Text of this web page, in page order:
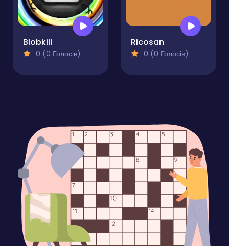
Blobkill
0 (0 Голосів)
Ricosan
0 (0 Голосів)